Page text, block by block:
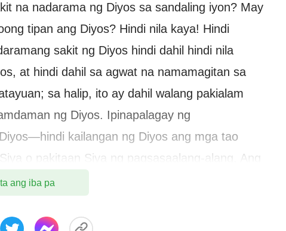
na nadarama ng Diyos sa sandaling iyon? May
tipan ang Diyos? Hindi nila kaya! Hindi
sakit ng Diyos hindi dahil hindi nila
at hindi dahil sa agwat na namamagitan sa
sa halip, ito ay dahil walang pakialam
ng Diyos. Ipinapalagay ng
kailangan ng Diyos ang mga tao
o pakitaan Siya ng pagsasaalang-alang. Ang
sakit, walang mga damdamin; hindi Siya
ng damdamin at hindi Niya kailangan
ang iba pa